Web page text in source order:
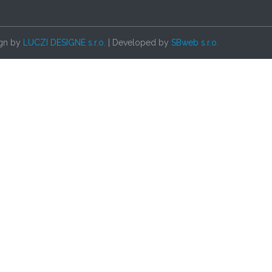
by LUCZI DESIGNE s.r.o. | Developed by SBweb s.r.o.